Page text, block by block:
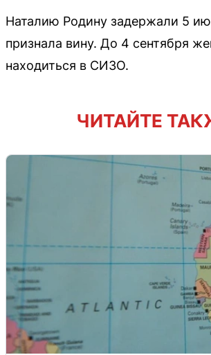
Наталию Родину задержали 5
признала вину. До 4 сентября
находиться в СИЗО.
ЧИТАЙТЕ